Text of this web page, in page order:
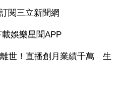
閱三立新聞網
娛樂星聞APP
世！直播創月業績千萬 生